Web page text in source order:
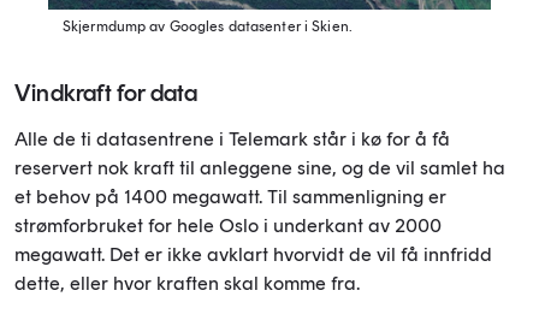
Skjermdump av Googles datasenter i Skien.
Vindkraft for data
Alle de ti datasentrene i Telemark står i kø for å få
reservert nok kraft til anleggene sine, og de vil samlet ha
et behov på 1400 megawatt. Til sammenligning er
strømforbruket for hele Oslo i underkant av 2000
megawatt. Det er ikke avklart hvorvidt de vil få innfridd
dette, eller hvor kraften skal komme fra.